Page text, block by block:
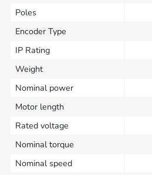
Poles
Encoder Type
IP Rating
Weight
Nominal power
Motor length
Rated voltage
Nominal torque
Nominal speed